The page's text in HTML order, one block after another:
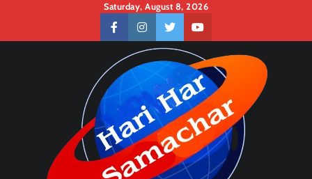
content
Saturday, August 8, 2026
facebookinstagramtwitteryoutube